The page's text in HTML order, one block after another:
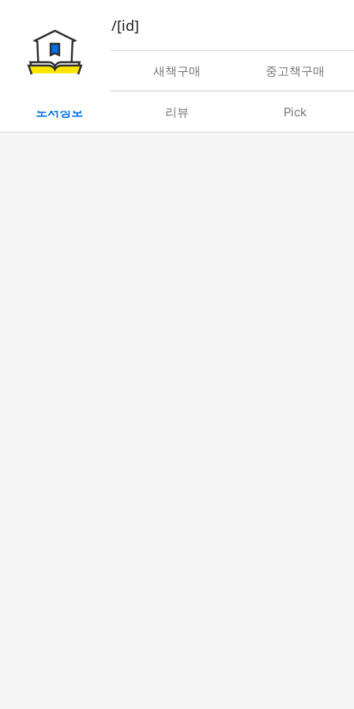
book/rent/[id]
대여 새책구매 중고책구매
도서정보 리뷰 Pick